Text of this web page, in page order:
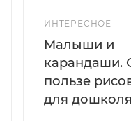
ИНТЕРЕСНОЕ
Малыши и
карандаши.
пользе
для